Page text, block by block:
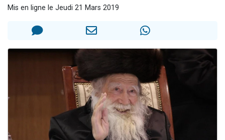
12 nouvelles musiques dans Torah-Box Music
29 personnes viennent de demander une bénédiction
Mis en ligne le Jeudi 21 Mars 2019